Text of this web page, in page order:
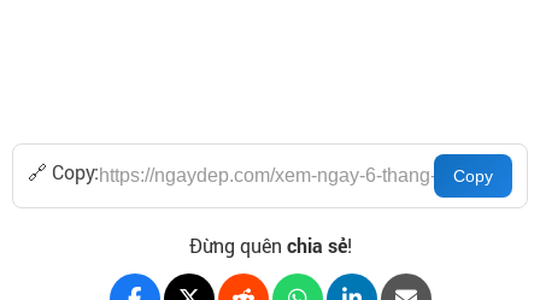
🔗 Copy:
Đừng quên chia sẻ!